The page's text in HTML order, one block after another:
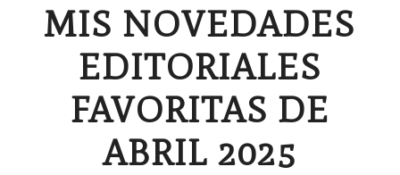
MIS NOVEDADES
EDITORIALES
FAVORITAS DE
ABRIL 2025